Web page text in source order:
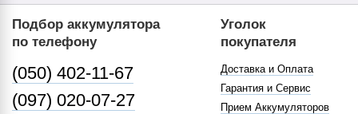
Подбор аккумулятора
по телефону
(050) 402-11-67
(097) 020-07-27
Уголок
покупателя
Доставка и Оплата
Гарантия и Сервис
Прием Аккумуляторов